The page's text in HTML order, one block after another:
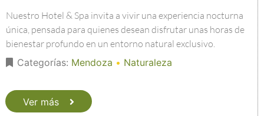
Nuestro Hotel & Spa invita a vivir una experiencia nocturna
única, pensada para quienes desean disfrutar unas horas de
bienestar profundo en un entorno natural exclusivo.
Categorías: Mendoza • Naturaleza
Ver más